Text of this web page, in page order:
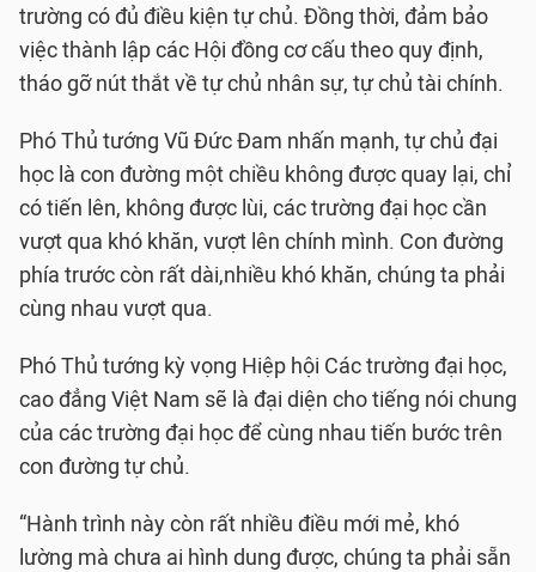
trường có đủ điều kiện tự chủ. Đồng thời, đảm bảo
việc thành lập các Hội đồng cơ cấu theo quy định,
tháo gỡ nút thắt về tự chủ nhân sự, tự chủ tài chính.
Phó Thủ tướng Vũ Đức Đam nhấn mạnh, tự chủ đại
học là con đường một chiều không được quay lại, chỉ
có tiến lên, không được lùi, các trường đại học cần
vượt qua khó khăn, vượt lên chính mình. Con đường
phía trước còn rất dài,nhiều khó khăn, chúng ta phải
cùng nhau vượt qua.
Phó Thủ tướng kỳ vọng Hiệp hội Các trường đại học,
cao đẳng Việt Nam sẽ là đại diện cho tiếng nói chung
của các trường đại học để cùng nhau tiến bước trên
con đường tự chủ.
“Hành trình này còn rất nhiều điều mới mẻ, khó
lường mà chưa ai hình dung được, chúng ta phải sẵn